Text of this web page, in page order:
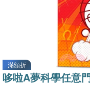
滿額折
哆啦A夢科學任意